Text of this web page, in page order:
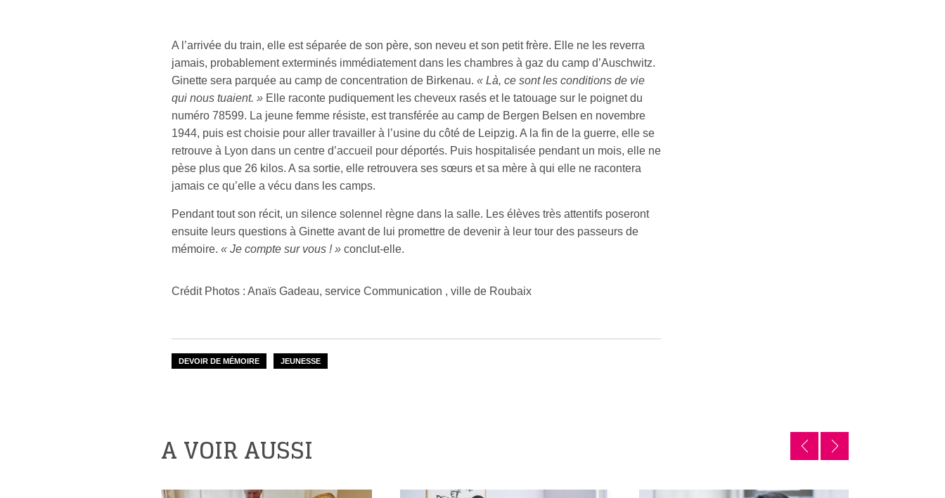
A l’arrivée du train, elle est séparée de son père, son neveu et son petit frère. Elle ne les reverra
jamais, probablement exterminés immédiatement dans les chambres à gaz du camp d’Auschwitz.
Ginette sera parquée au camp de concentration de Birkenau. « Là, ce sont les conditions de vie
qui nous tuaient. »Elle raconte pudiquement les cheveux rasés et le tatouage sur le poignet du
numéro 78599. La jeune femme résiste, est transférée au camp de Bergen Belsen en novembre
1944, puis est choisie pour aller travailler à l’usine du côté de Leipzig. A la fin de la guerre, elle se
retrouve à Lyon dans un centre d’accueil pour déportés. Puis hospitalisée pendant un mois, elle ne
pèse plus que 26 kilos. A sa sortie, elle retrouvera ses sœurs et sa mère à qui elle ne racontera
jamais ce qu’elle a vécu dans les camps.
Pendant tout son récit, un silence solennel règne dans la salle. Les élèves très attentifs poseront
ensuite leurs questions à Ginette avant de lui promettre de devenir à leur tour des passeurs de
mémoire. « Je compte sur vous ! »conclut-elle.
Crédit Photos : Anaïs Gadeau, service Communication , ville de Roubaix
DEVOIR DE MÉMOIRE JEUNESSE
A VOIR AUSSI